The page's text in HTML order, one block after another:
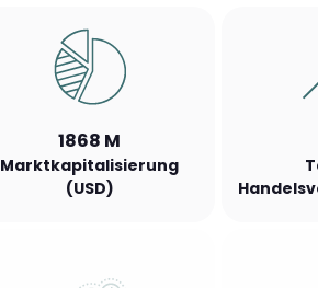
1868 M
Marktkapitalisierung
(USD)